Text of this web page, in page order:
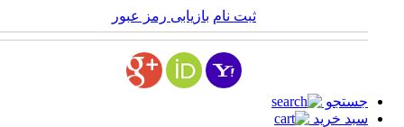
ثبت نام بازیابی رمز عبور
جستجو
سبد خرید